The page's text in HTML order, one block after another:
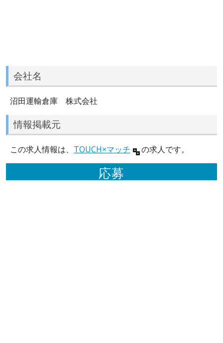
会社名
沼田運輸倉庫 株式会社
情報掲載元
この求人情報は、 TOUCH×マッチ の求人です。
応募